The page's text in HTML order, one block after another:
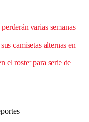
varias semanas
camisetas alternas en
el roster para serie de